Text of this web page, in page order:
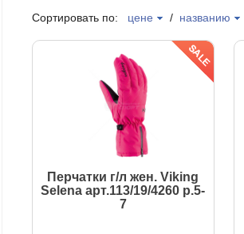
Сортировать по: цене / названию
Перчатки г/л жен. Viking
Selena арт.113/19/4260 р.5-
7